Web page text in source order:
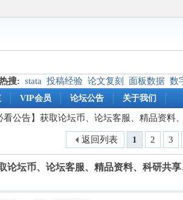
搜: stata 投稿经验 论文复刻 面板数据 数
VIP会员 论坛公告 关于我们
看公告】获取论坛币、论坛客服、精品资料
1 2 3
返回列表
论坛币、论坛客服、精品资料、科研共